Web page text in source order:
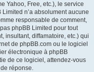
Yahoo, Free, etc.), le service
n’a absolument aucune
responsable de comment,
phpBB Limited pour tout
insultant, diffamatoire, etc.) qui
de phpBB.com ou le logiciel
électronique à phpBB
de ce logiciel, attendez-vous
réponse.